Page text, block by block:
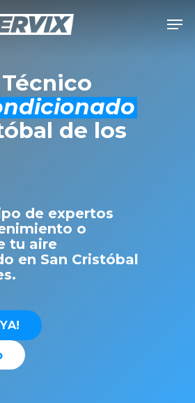
de los
de expertos
o
tu aire
en San Cristóbal
YA!